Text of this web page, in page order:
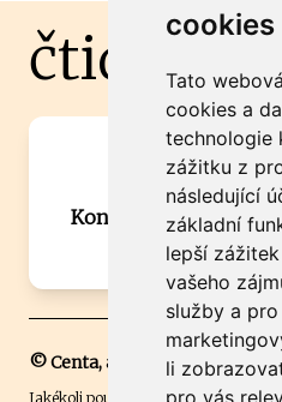
cookies
Tato
cookies a
technologie
zážitku z
následující
základní
lepší
vašeho
služby a
li
pro vás
Máte zajímavou
Kontaktujte
© Centa, a.s.
Jakékoli použití obsahu včetně